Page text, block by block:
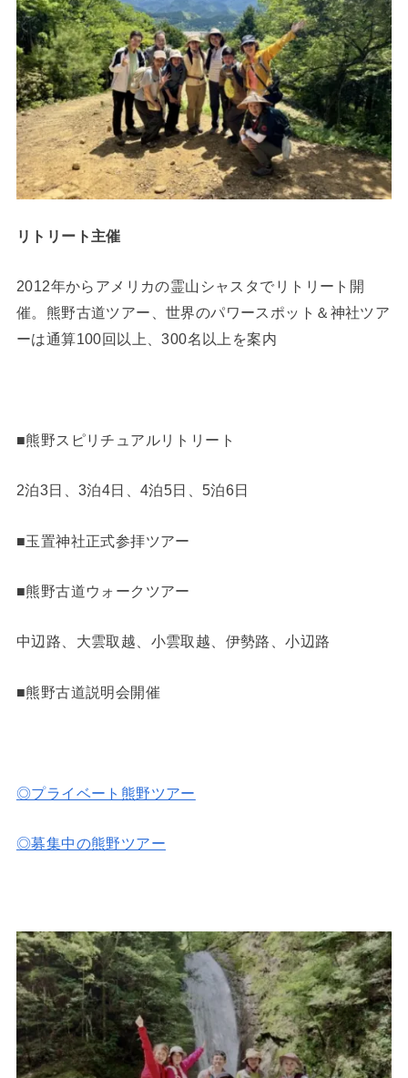
リトリート主催
2012年からアメリカの霊山シャスタでリトリート開
催。熊野古道ツアー、世界のパワースポット＆神社ツア
ーは通算100回以上、300名以上を案内
■熊野スピリチュアルリトリート
2泊3日、3泊4日、4泊5日、5泊6日
■玉置神社正式参拝ツアー
■熊野古道ウォークツアー
中辺路、大雲取越、小雲取越、伊勢路、小辺路
■熊野古道説明会開催
◎プライベート熊野ツアー
◎募集中の熊野ツアー